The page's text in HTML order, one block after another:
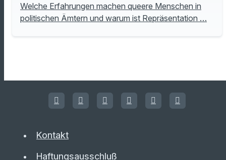
Welche Erfahrungen machen queere Menschen in
politischen Ämtern und warum ist Repräsentation …
Kontakt
Haftungsausschluß